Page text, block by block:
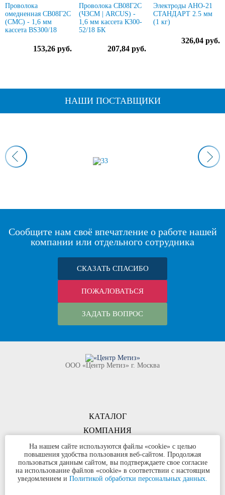
Проволока
омедненная СВ08Г2С
(СМС) - 1,6 мм
кассета BS300/18
153,26 руб.
Проволока СВ08Г2С
(ЧЗСМ | ARCUS) -
1,6 мм кассета К300-
52/18 БК
207,84 руб.
Электроды АНО-21
СТАНДАРТ 2.5 мм
(1 кг)
326,04 руб.
НАШИ ПОСТАВЩИКИ
Сообщите нам своё впечатление о работе нашей
компании или отдельного сотрудника
СКАЗАТЬ СПАСИБО
ПОЖАЛОВАТЬСЯ
ЗАДАТЬ ВОПРОС
КОМПАНИЯ
ООО «Центр Метиз» г. Москва
КАТАЛОГ
КОНТАКТЫ
©ООО «Центр Метиз» 2000-2026
Все права защищены
Политика конфиденциальности
На нашем сайте используются файлы «cookie» с целью
повышения удобства пользования веб-сайтом. Продолжая
пользоваться данным сайтом, вы подтверждаете свое согласие
на использование файлов «cookie» в соответствии с настоящим
уведомлением и Политикой обработки персональных данных.